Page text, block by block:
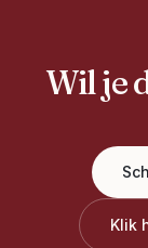
Wil je
Klik